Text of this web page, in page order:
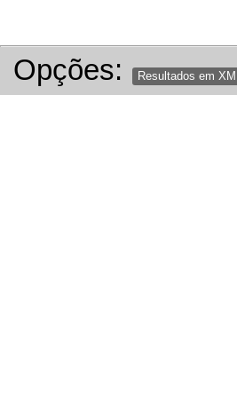
Opções: Resultados em XML